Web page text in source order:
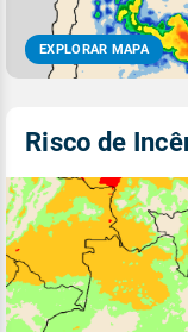
EXPLORAR MAPA
Risco de